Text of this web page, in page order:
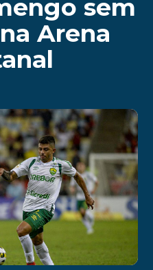
sem
Arena